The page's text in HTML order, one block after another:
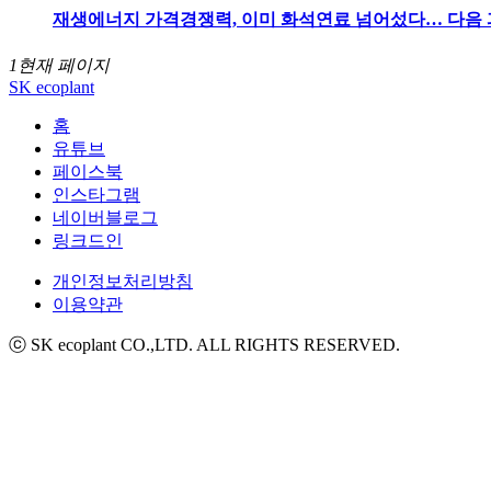
재생에너지 가격경쟁력, 이미 화석연료 넘어섰다… 다음
1 현재 페이지
SK ecoplant
홈
유튜브
페이스북
인스타그램
네이버블로그
링크드인
개인정보처리방침
이용약관
ⓒ SK ecoplant CO.,LTD. ALL RIGHTS RESERVED.